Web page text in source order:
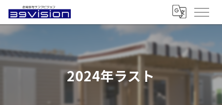
2024年ラスト